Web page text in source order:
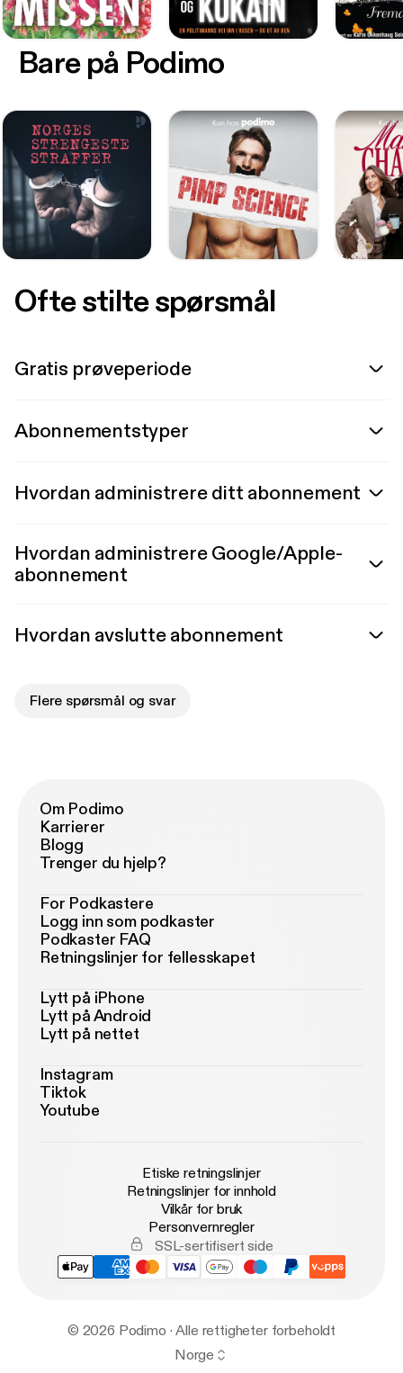
Bare på Podimo
Ofte stilte spørsmål
Gratis prøveperiode
Abonnementstyper
Hvordan administrere ditt abonnement
Hvordan administrere Google/Apple-
abonnement
Hvordan avslutte abonnement
Flere spørsmål og svar
Om Podimo
Karrierer
Blogg
Trenger du hjelp?
For Podkastere
Logg inn som podkaster
Podkaster FAQ
Retningslinjer for fellesskapet
Lytt på iPhone
Lytt på Android
Lytt på nettet
Instagram
Tiktok
Youtube
Etiske retningslinjer
Retningslinjer for innhold
Vilkår for bruk
Personvernregler
SSL-sertifisert side
© 2026 Podimo · Alle rettigheter forbeholdt
Norge